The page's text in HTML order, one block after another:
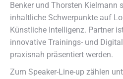
Benker und Thorsten Kielmann
inhaltliche Schwerpunkte auf
Künstliche Intelligenz. Partner
innovative Trainings- und
praxisnah präsentiert werden.
Zum Speaker-Line-up zählen